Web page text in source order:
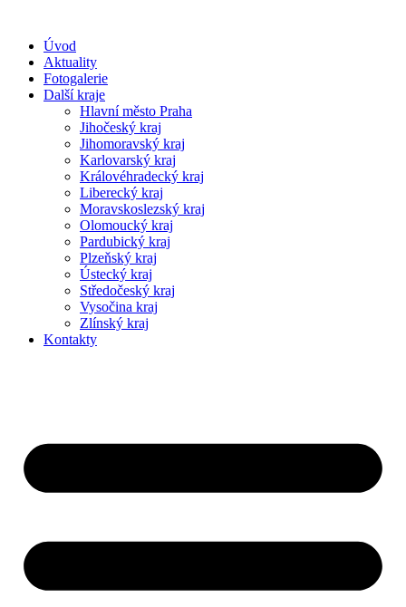
Úvod
Aktuality
Fotogalerie
Další kraje
Hlavní město Praha
Jihočeský kraj
Jihomoravský kraj
Karlovarský kraj
Královéhradecký kraj
Liberecký kraj
Moravskoslezský kraj
Olomoucký kraj
Pardubický kraj
Plzeňský kraj
Ústecký kraj
Středočeský kraj
Vysočina kraj
Zlínský kraj
Kontakty